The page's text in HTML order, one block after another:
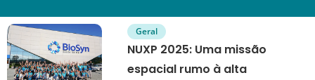
Geral
NUXP 2025: Uma missão
espacial rumo à alta